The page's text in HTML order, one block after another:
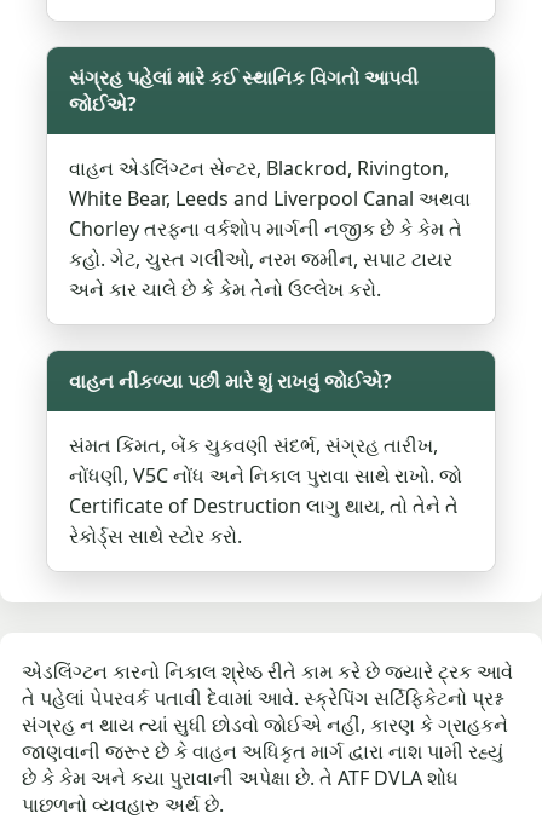
સંગ્રહ પહેલાં મારે કઈ સ્થાનિક વિગતો આપવી
જોઈએ?
વાહન એડલિંગ્ટન સેન્ટર, Blackrod, Rivington,
White Bear, Leeds and Liverpool Canal અથવા
Chorley તરફના વર્કશોપ માર્ગની નજીક છે કે કેમ તે
કહો. ગેટ, ચુસ્ત ગલીઓ, નરમ જમીન, સપાટ ટાયર
અને કાર ચાલે છે કે કેમ તેનો ઉલ્લેખ કરો.
વાહન નીકળ્યા પછી મારે શું રાખવું જોઈએ?
સંમત કિંમત, બેંક ચુકવણી સંદર્ભ, સંગ્રહ તારીખ,
નોંધણી, V5C નોંધ અને નિકાલ પુરાવા સાથે રાખો. જો
Certificate of Destruction લાગુ થાય, તો તેને તે
રેકોર્ડ્સ સાથે સ્ટોર કરો.
એડલિંગ્ટન કારનો નિકાલ શ્રેષ્ઠ રીતે કામ કરે છે જ્યારે ટ્રક આવે
તે પહેલાં પેપરવર્ક પતાવી દેવામાં આવે. સ્ક્રેપિંગ સર્ટિફિકેટનો પ્રશ્ન
સંગ્રહ ન થાય ત્યાં સુધી છોડવો જોઈએ નહીં, કારણ કે ગ્રાહકને
જાણવાની જરૂર છે કે વાહન અધિકૃત માર્ગ દ્વારા નાશ પામી રહ્યું
છે કે કેમ અને કયા પુરાવાની અપેક્ષા છે. તે ATF DVLA શોધ
પાછળનો વ્યવહારુ અર્થ છે.